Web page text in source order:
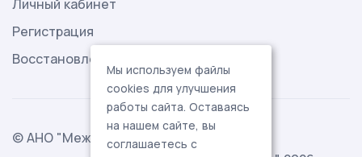
Личный кабинет
Регистрация
Восстановление пароля
© АНО "Международная ассоциация
Мы используем файлы
cookies для улучшения
работы сайта. Оставаясь
на нашем сайте, вы
соглашаетесь с